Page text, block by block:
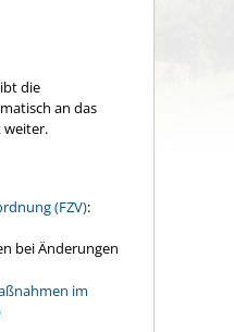
die
an das
weiter.
(FZV):
bei Änderungen
im